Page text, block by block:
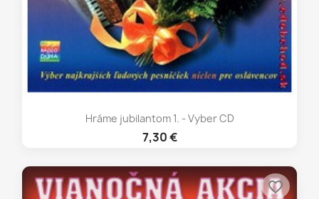
Hráme jubilantom 1. - Vyber CD
7,30 €
favorite_border